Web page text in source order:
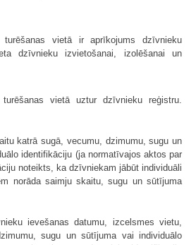
vietā ir aprīkojums dzīvnieku
dzīvnieku izvietošanai, izolēšanai un
vietā uztur dzīvnieku reģistru.
katrā sugā, vecumu, dzimumu, sugu un
identifikāciju (ja normatīvajos aktos par
noteikts, ka dzīvniekam jābūt individuāli
norāda saimju skaitu, sugu un sūtījuma
ievešanas datumu, izcelsmes vietu,
sugu un sūtījuma vai individuālo